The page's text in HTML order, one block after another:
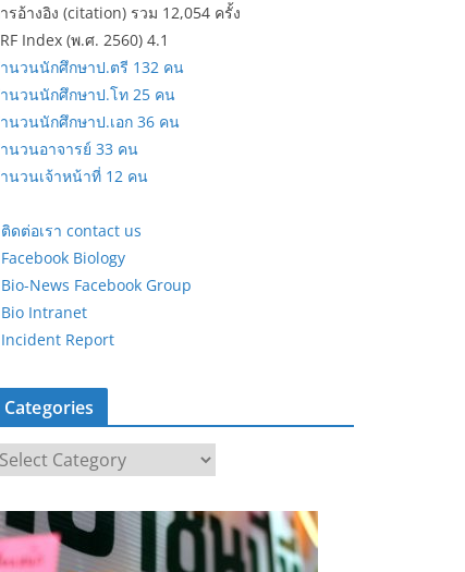
รอ้างอิง (citation) รวม 12,054 ครั้ง
Index (พ.ศ. 2560) 4.1
นวนนักศึกษาป.ตรี 132 คน
นวนนักศึกษาป.โท 25 คน
นวนนักศึกษาป.เอก 36 คน
นวนอาจารย์ 33 คน
นวนเจ้าหน้าที่ 12 คน
ติดต่อเรา contact us
Facebook Biology
Bio-News Facebook Group
Bio Intranet
Incident Report
Categories